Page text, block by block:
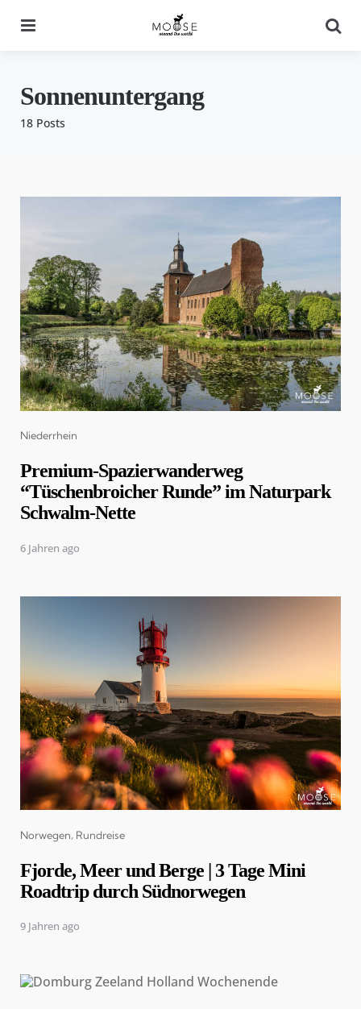
18 Posts
Sonnenuntergang
Categories
Niederrhein
Premium-Spazierwanderweg
“Tüschenbroicher Runde” im Naturpark
Schwalm-Nette
6 Jahren ago
Categories
Norwegen Rundreise
Fjorde, Meer und Berge | 3 Tage Mini
Roadtrip durch Südnorwegen
9 Jahren ago